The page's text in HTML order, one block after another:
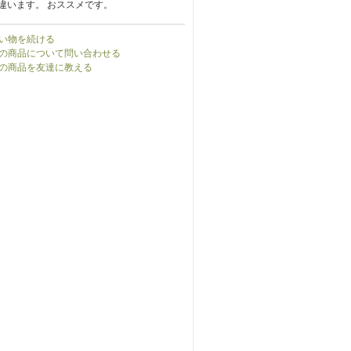
います。 おススメです。
物を続ける
商品について問い合わせる
商品を友達に教える